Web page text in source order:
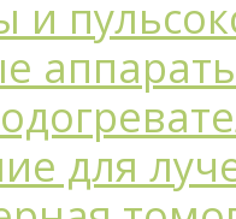
и
для